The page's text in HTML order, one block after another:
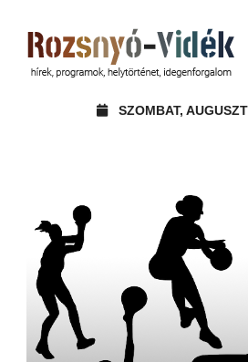
SZOMBAT,